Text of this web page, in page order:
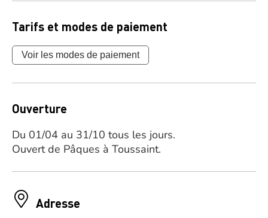
Tarifs et modes de paiement
Voir les modes de paiement
Ouverture
Du 01/04 au 31/10 tous les jours.
Ouvert de Pâques à Toussaint.
Adresse